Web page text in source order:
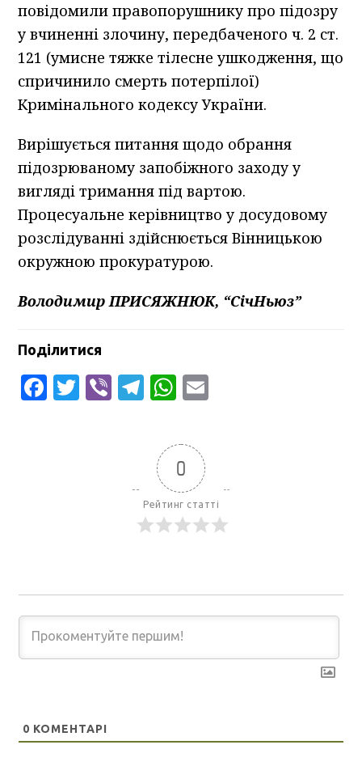
повідомили правопорушнику про підозру
у вчиненні злочину, передбаченого ч. 2 ст.
121 (умисне тяжке тілесне ушкодження, що
спричинило смерть потерпілої)
Кримінального кодексу України.
Вирішується питання щодо обрання
підозрюваному запобіжного заходу у
вигляді тримання під вартою.
Процесуальне керівництво у досудовому
розслідуванні здійснюється Вінницькою
окружною прокуратурою.
Володимир ПРИСЯЖНЮК, “СічНьюз”
Поділитися
Facebook
Twitter
ViberTelegram
WhatsApp
0
Рейтинг статті
0 КОМЕНТАРІ